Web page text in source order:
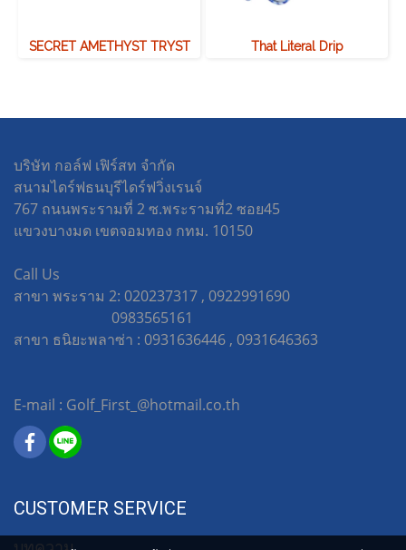
SECRET AMETHYST TRYST That Literal Drip
บริษัท กอล์ฟ เฟิร์สท จำกัด
สนามไดร์ฟธนบุรีไดร์ฟวิ่งเรนจ์
767 ถนนพระรามที่ 2 ซ.พระรามที่2 ซอย45
แขวงบางมด เขตจอมทอง กทม. 10150
Call Us
สาขา พระราม 2: 020237317 , 0922991690
0983565161
สาขา ธนิยะพลาซ่า : 0931636446 , 0931646363
E-mail : Golf_First_@hotmail.co.th
CUSTOMER SERVICE